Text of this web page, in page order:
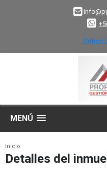
Select
MENÚ
Inicio
Detalles del